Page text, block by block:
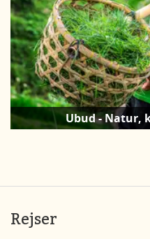
Ubud - Natur,
Rejser